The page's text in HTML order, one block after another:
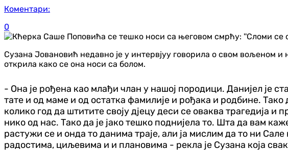
Коментари:
0
Сузана Јовановић недавно је у интервјуу говорила о свом вољеном
открила како се она носи са болом.
- Она је рођена као млађи члан у нашој породици. Данијел је
тате и од маме и од остатка фамилије и рођака и родбине.
колико год да штитите своју дјецу деси се оваква трагедија
нико од нас. Тако да је јако тешко поднијела то. Шта да вам
растужи се и онда то данима траје, али ја мислим да то ни
радостима, циљевима и и плановима - рекла је Сузана која